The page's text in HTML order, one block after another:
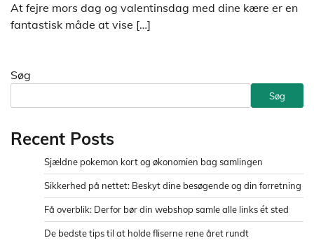
At fejre mors dag og valentinsdag med dine kære er en
fantastisk måde at vise […]
Søg
Søg
Recent Posts
Sjældne pokemon kort og økonomien bag samlingen
Sikkerhed på nettet: Beskyt dine besøgende og din forretning
Få overblik: Derfor bør din webshop samle alle links ét sted
De bedste tips til at holde fliserne rene året rundt